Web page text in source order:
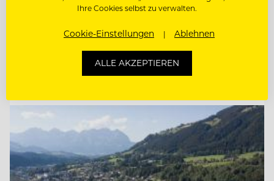
CHEF DE RANG IM PUR 2* (M/W/D)
Ihre Cookies selbst zu verwalten.
Cookie-Einstellungen Ablehnen
ALLE AKZEPTIEREN